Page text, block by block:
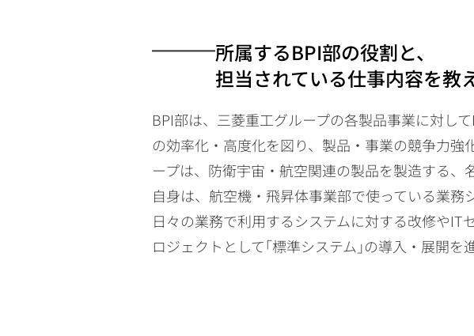
所属するBPI部の役割と、
担当されている仕事内容を教
BPI部は、三菱重工グループの各製品事業に対し
の効率化・高度化を図り、製品・事業の競争力
ープは、防衛宇宙・航空関連の製品を製造する
自身は、航空機・飛昇体事業部で使っている業
日々の業務で利用するシステムに対する改修や
ロジェクトとして｢標準システム｣の導入・展開を